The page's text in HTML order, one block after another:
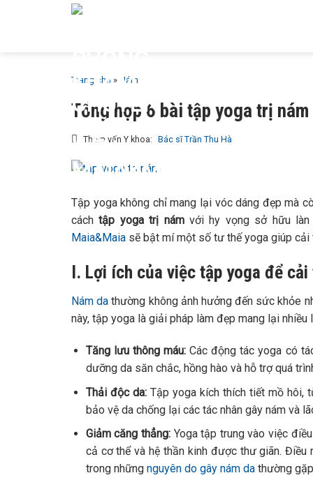
Trang chủ » Nám
Tổng hợp 6 bài tập yoga trị
Tham vấn Y khoa: Bác sĩ Trần Thu Hà
Tập yoga không chỉ mang lại vóc dáng đẹp mà
cách tập yoga trị nám với hy vọng sở hữu
Maia&Maia sẽ bật mí một số tư thế yoga giúp cải
I. Lợi ích của việc tập yoga để
Nám da thường không ảnh hưởng đến sức khỏe
này, tập yoga là giải pháp làm đẹp mang lại
Tăng lưu thông máu: Các động tác yoga có
dưỡng da săn chắc, hồng hào và hỗ trợ quá
Thải độc da:Tập yoga kích thích tiết mồ hôi,
bảo vệ da chống lại các tác nhân gây nám và
Giảm căng thẳng:Yoga tập trung vào việc
cả cơ thể và hệ thần kinh được thư giãn.
trong những nguyên do gây nám dathường